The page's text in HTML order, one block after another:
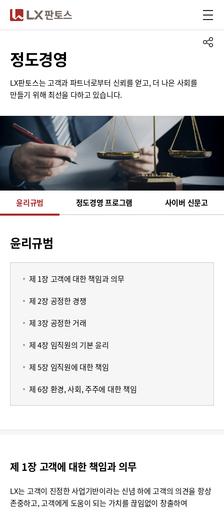
정도경영
LX판토스는 고객과 파트너로부터 신뢰를 얻고, 더 나은 사회를
만들기 위해 최선을 다하고 있습니다.
윤리규범 정도경영 프로그램 사이버 신문고
윤리규범
제 1장 고객에 대한 책임과 의무
제 2장 공정한 경쟁
제 3장 공정한 거래
제 4장 임직원의 기본 윤리
제 5장 임직원에 대한 책임
제 6장 환경, 사회, 주주에 대한 책임
제 1장 고객에 대한 책임과 의무
LX는 고객이 진정한 사업기반이라는 신념 하에 고객의 의견을 항상
존중하고, 고객에게 도움이 되는 가치를 끊임없이 창출하여